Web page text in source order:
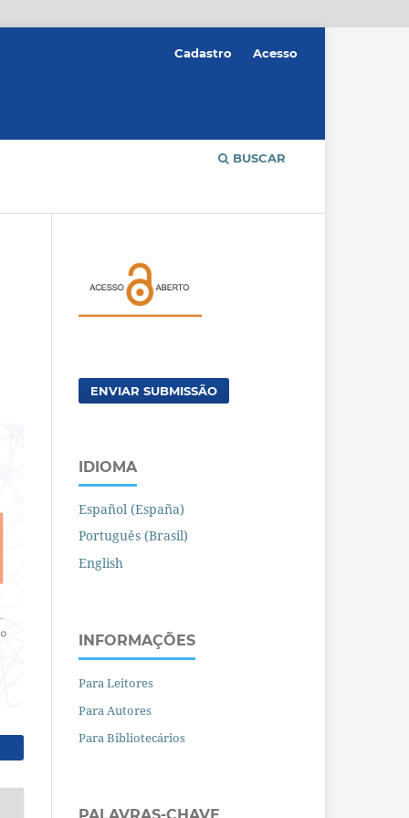
BUSCAR
Cadastro Acesso
ENVIAR SUBMISSÃO
IDIOMA
Español (España)
Português (Brasil)
English
INFORMAÇÕES
Para Leitores
Para Autores
Para Bibliotecários